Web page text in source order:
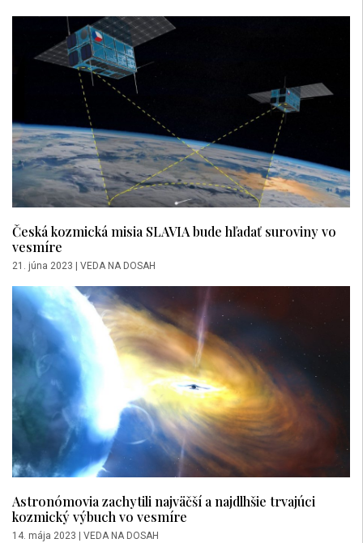
Česká kozmická misia SLAVIA bude hľadať suroviny vo
vesmíre
21. júna 2023 VEDA NA DOSAH
Astronómovia zachytili najväčší a najdlhšie trvajúci
kozmický výbuch vo vesmíre
14. mája 2023 VEDA NA DOSAH